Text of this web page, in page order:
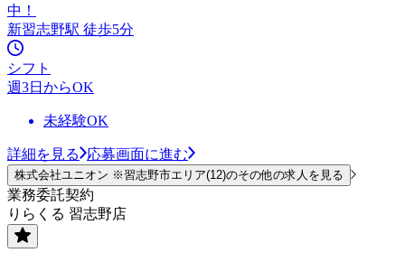
中！
新習志野駅 徒歩5分
シフト
週3日からOK
未経験OK
詳細を見る 応募画面に進む
株式会社ユニオン ※習志野市エリア(12)のその他の求人を見る
業務委託契約
りらくる 習志野店